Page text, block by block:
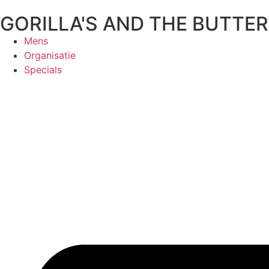
GORILLA'S AND THE
Mens
Organisatie
Specials